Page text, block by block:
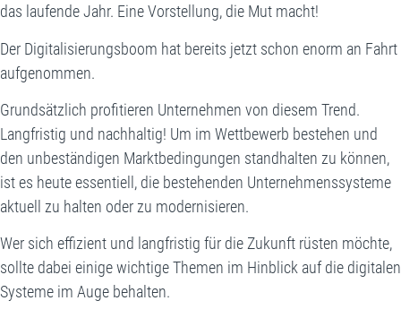
das laufende Jahr. Eine Vorstellung, die Mut macht!
Der Digitalisierungsboom hat bereits jetzt schon enorm an Fahrt
aufgenommen.
Grundsätzlich profitieren Unternehmen von diesem Trend.
Langfristig und nachhaltig! Um im Wettbewerb bestehen und
den unbeständigen Marktbedingungen standhalten zu können,
ist es heute essentiell, die bestehenden Unternehmenssysteme
aktuell zu halten oder zu modernisieren.
Wer sich effizient und langfristig für die Zukunft rüsten möchte,
sollte dabei einige wichtige Themen im Hinblick auf die digitalen
Systeme im Auge behalten.